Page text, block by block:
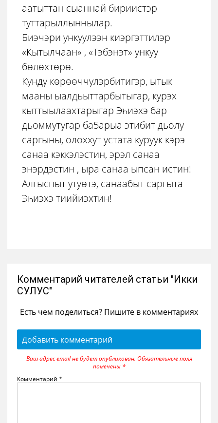
аатыттан сыаннай бириистэр
туттарыллыннылар.
Биэчэри ункуулээн киэргэттилэр
«Кытылчаан» , «Тэбэнэт» ункуу
бѳлѳхтѳрѳ.
Кунду кѳрѳѳччулэрбитигэр, ытык
мааны ыалдьыттарбытыгар, курэх
кыттыылаахтарыгар Эһиэхэ бар
дьоммутугар ба5арыа этибит дьолу
саргыны, олоххут устата куруук кэрэ
санаа кэккэлэстин, эрэл санаа
энэрдэстин , ыра санаа ыпсан истин!
Алгыспыт утуѳтэ, санаабыт саргыта
Эһиэхэ тиийиэхтин!
Комментарий читателей статьи "Икки
СУЛУС"
Есть чем поделиться? Пишите в комментариях
Добавить комментарий
Ваш адрес email не будет опубликован. Обязательные поля
помечены *
Комментарий *